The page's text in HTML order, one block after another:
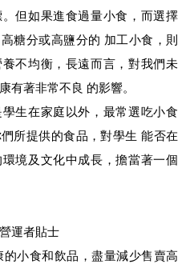
但如果進食過量小食，而選擇
糖分或高鹽分的 加工小食，則
不均衡，長遠而言，對我們未
有著非常不良 的影響。
生在家庭以外，最常選吃小食
所提供的食品，對學生 能否在
境及文化中成長，擔當著一個
運者貼士
的小食和飲品，盡量減少售賣高